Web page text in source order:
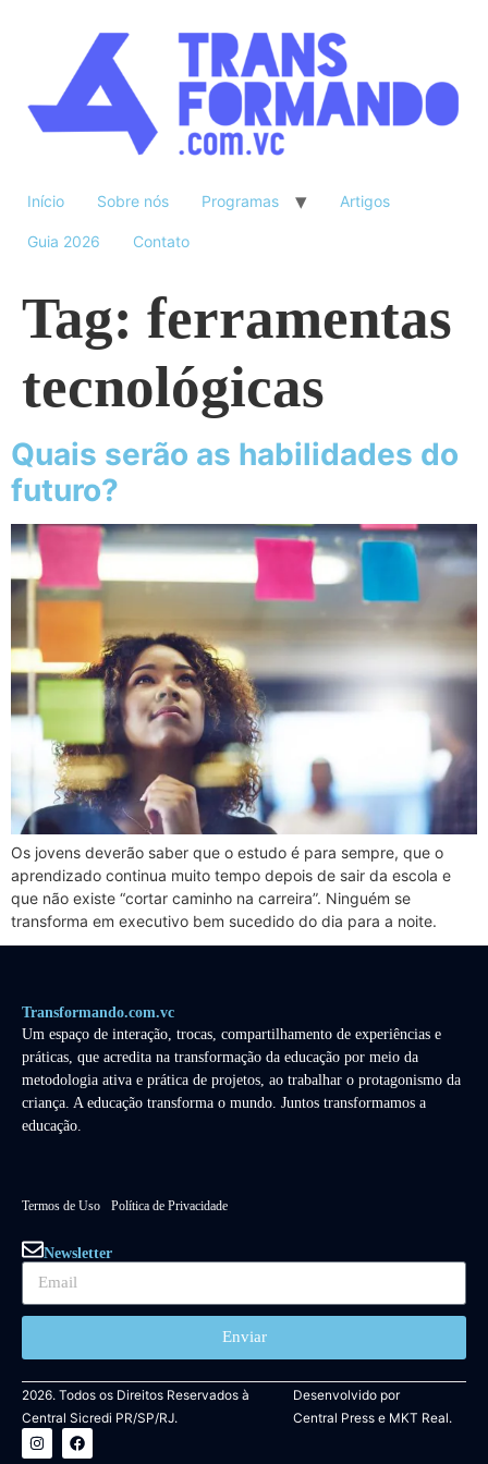
Início Sobre nós Programas Artigos
Guia 2026 Contato
Tag: ferramentas
tecnológicas
Quais serão as habilidades do
futuro?
Os jovens deverão saber que o estudo é para sempre, que o
aprendizado continua muito tempo depois de sair da escola e
que não existe “cortar caminho na carreira”. Ninguém se
transforma em executivo bem sucedido do dia para a noite.
Transformando.com.vc
Um espaço de interação, trocas, compartilhamento de experiências e
práticas, que acredita na transformação da educação por meio da
metodologia ativa e prática de projetos, ao trabalhar o protagonismo da
criança. A educação transforma o mundo. Juntos transformamos a
educação.
Termos de Uso Política de Privacidade
Newsletter
Enviar
2026. Todos os Direitos Reservados à
Central Sicredi PR/SP/RJ.
Desenvolvido por
Central Presse MKT Real.